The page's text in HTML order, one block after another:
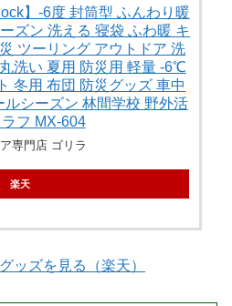
】-6度 封筒型 ふんわり暖
ズン 洗える 寝袋 ふわ暖 キ
ツーリング アウトドア 洗
洗い 夏用 防災用 軽量 -6℃
冬用 布団 防災グッズ 車中
シーズン 林間学校 野外活
フ MX-604
専門店 ゴリラ
楽天
ッズを見る（楽天）